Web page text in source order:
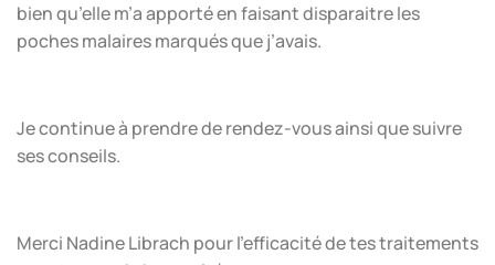
bien qu’elle m’a apporté en faisant disparaitre les
poches malaires marqués que j’avais.
Je continue à prendre de rendez-vous ainsi que suivre
ses conseils.
Merci Nadine Librach pour l’efficacité de tes traitements